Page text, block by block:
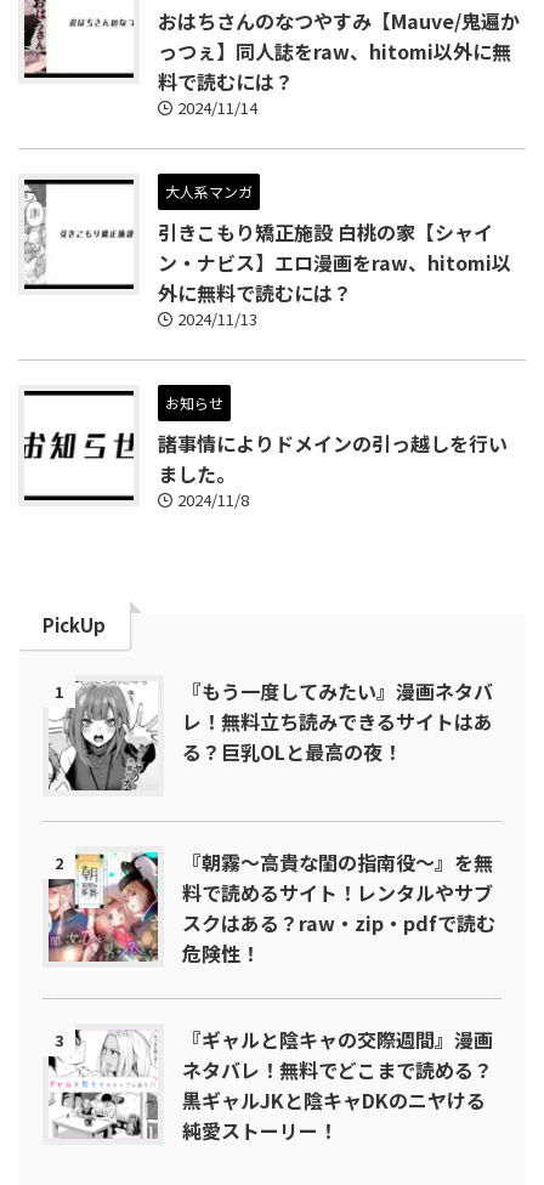
おはちさんのなつやすみ【Mauve/鬼遍か
っつぇ】同人誌をraw、hitomi以外に無
料で読むには？
2024/11/14
大人系マンガ
引きこもり矯正施設 白桃の家【シャイ
ン・ナビス】エロ漫画をraw、hitomi以
外に無料で読むには？
2024/11/13
お知らせ
諸事情によりドメインの引っ越しを行い
ました。
2024/11/8
PickUp
1
『もう一度してみたい』漫画ネタバ
レ！無料立ち読みできるサイトはあ
る？巨乳OLと最高の夜！
2
『朝霧～高貴な閨の指南役～』を無
料で読めるサイト！レンタルやサブ
スクはある？raw・zip・pdfで読む
危険性！
3
『ギャルと陰キャの交際週間』漫画
ネタバレ！無料でどこまで読める？
黒ギャルJKと陰キャDKのニヤける
純愛ストーリー！